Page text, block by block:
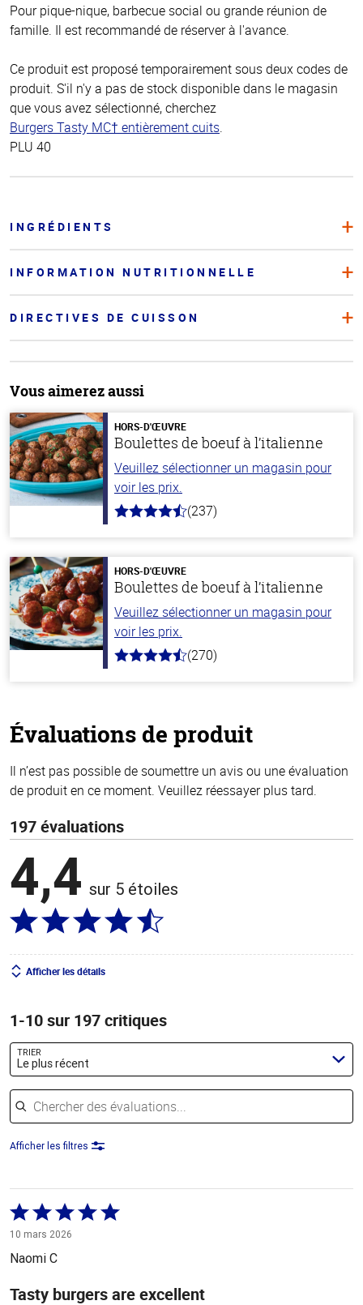
Pour pique-nique, barbecue social ou grande réunion de
famille. Il est recommandé de réserver à l'avance.
Ce produit est proposé temporairement sous deux codes de
produit. S'il n'y a pas de stock disponible dans le magasin
que vous avez sélectionné, cherchez
Burgers Tasty MC† entièrement cuits.
PLU 40
INGRÉDIENTS
INFORMATION NUTRITIONNELLE
DIRECTIVES DE CUISSON
Vous aimerez aussi
HORS-D'ŒUVRE
Boulettes de boeuf à l’italienne
Veuillez sélectionner un magasin pour
voir les prix.
4.6
stars
(237)
HORS-D'ŒUVRE
Boulettes de boeuf à l’italienne
Veuillez sélectionner un magasin pour
voir les prix.
4.5
(270)
Évaluations de produit
Il n’est pas possible de soumettre un avis ou une évaluation
de produit en ce moment. Veuillez réessayer plus tard.
197 évaluations
4,4 sur 5 étoiles
Afficher les détails
1-10 sur 197 critiques
TRIER
Le plus récent
Chercher des évaluations
Afficher les filtres
Coté
5 sur
5
10 mars 2026
Naomi C
Tasty burgers are excellent